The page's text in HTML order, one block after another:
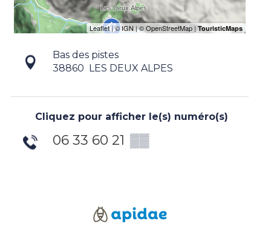
Bas des pistes
38860
LES DEUX ALPES
Cliquez pour afficher le(s) numéro(s)
06 33 60 21 ▒▒